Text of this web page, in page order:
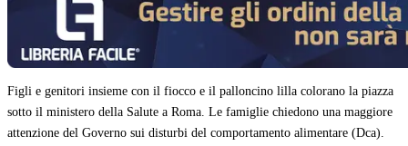
Figli e genitori insieme con il fiocco e il palloncino lilla colorano la piazza
sotto il ministero della Salute a Roma. Le famiglie chiedono una maggiore
attenzione del Governo sui disturbi del comportamento alimentare (Dca).